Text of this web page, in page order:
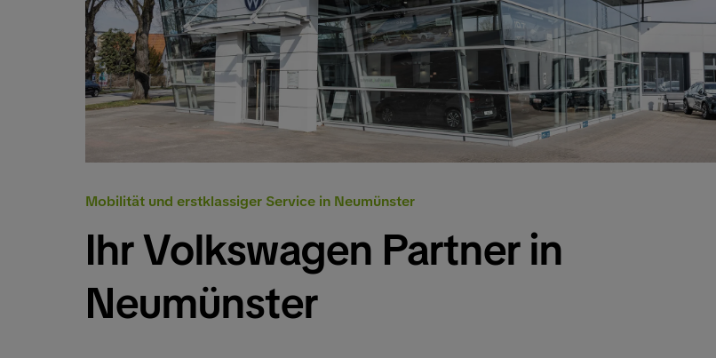
Mobilität und erstklassiger Service in Neumünster
Ihr Volkswagen Partner in
Neumünster